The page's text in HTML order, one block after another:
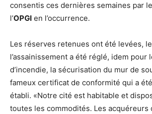
consentis ces dernières semaines par
l’OPGI en l’occurrence.
Les réserves retenues ont été levées,
l’assainissement a été réglé, idem pour
d’incendie, la sécurisation du mur de
fameux certificat de conformité qui a
établi. «Notre cité est habitable et
toutes les commodités. Les acquéreurs